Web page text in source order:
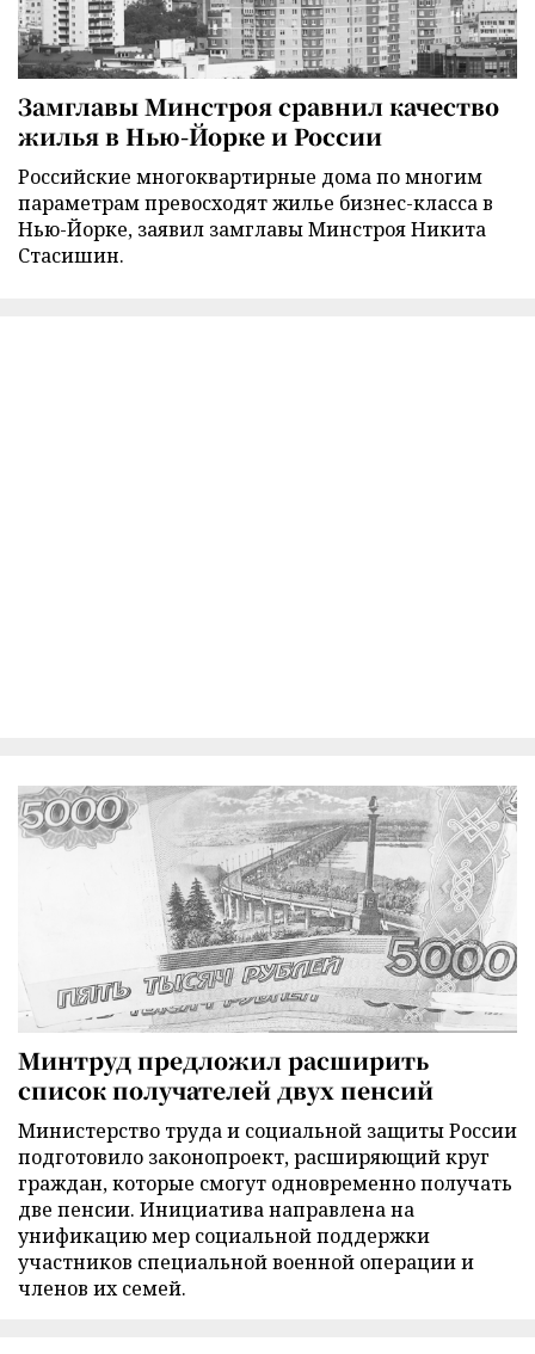
Замглавы Минстроя сравнил качество
жилья в Нью-Йорке и России
Российские многоквартирные дома по многим
параметрам превосходят жилье бизнес-класса в
Нью-Йорке, заявил замглавы Минстроя Никита
Стасишин.
Минтруд предложил расширить
список получателей двух пенсий
Министерство труда и социальной защиты России
подготовило законопроект, расширяющий круг
граждан, которые смогут одновременно получать
две пенсии. Инициатива направлена на
унификацию мер социальной поддержки
участников специальной военной операции и
членов их семей.